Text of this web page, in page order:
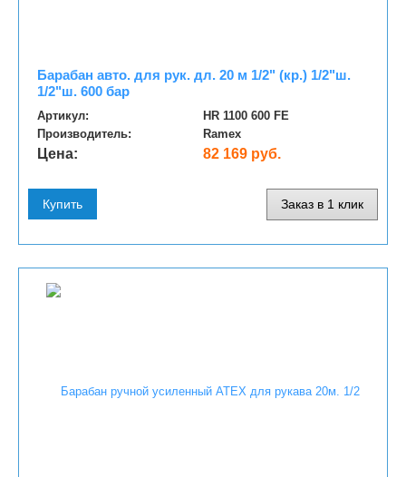
Барабан авто. для рук. дл. 20 м 1/2" (кр.) 1/2"ш.
1/2"ш. 600 бар
Артикул:
HR 1100 600 FE
Производитель:
Ramex
Цена: 82 169 руб.
Купить Заказ в 1 клик